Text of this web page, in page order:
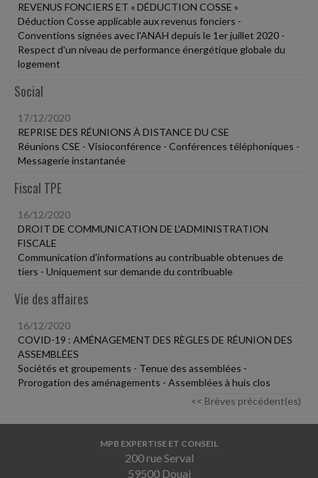
REVENUS FONCIERS ET « DÉDUCTION COSSE »
Déduction Cosse applicable aux revenus fonciers -
Conventions signées avec l'ANAH depuis le 1er juillet 2020 -
Respect d'un niveau de performance énergétique globale du
logement
Social
17/12/2020
REPRISE DES RÉUNIONS À DISTANCE DU CSE
Réunions CSE - Visioconférence - Conférences téléphoniques -
Messagerie instantanée
Fiscal TPE
16/12/2020
DROIT DE COMMUNICATION DE L'ADMINISTRATION
FISCALE
Communication d'informations au contribuable obtenues de
tiers - Uniquement sur demande du contribuable
Vie des affaires
16/12/2020
COVID-19 : AMÉNAGEMENT DES RÈGLES DE RÉUNION DES
ASSEMBLÉES
Sociétés et groupements - Tenue des assemblées -
Prorogation des aménagements - Assemblées à huis clos
<< Brèves précédent(es)
MPB EXPERTISE ET CONSEIL
200 rue Serval
59500 Douai